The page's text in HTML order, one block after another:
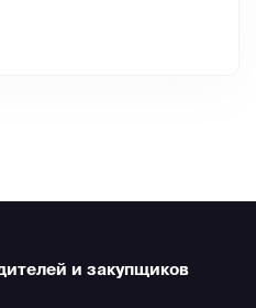
и закупщиков